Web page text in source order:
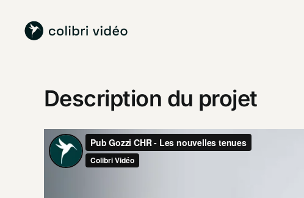
contenu
Description du projet